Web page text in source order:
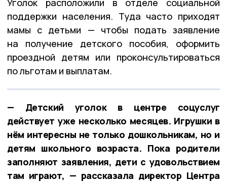
Уголок расположили в отделе социальной
поддержки населения. Туда часто приходят
мамы с детьми — чтобы подать заявление
на получение детского пособия, оформить
проездной детям или проконсультироваться
по льготам и выплатам.
— Детский уголок в центре соцуслуг
действует уже несколько месяцев. Игрушки в
нём интересны не только дошкольникам, но и
детям школьного возраста. Пока родители
заполняют заявления, дети с удовольствием
там играют, — рассказала директор Центра